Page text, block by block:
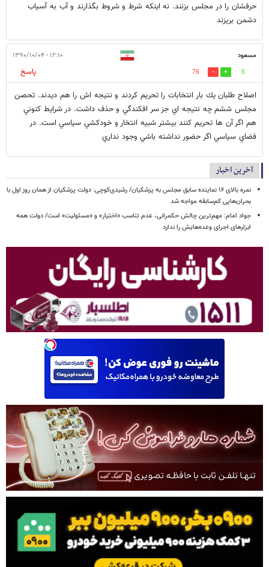
حرفشان را در مجلس بزنند. نه اينكه شرط و شروط بگذارند و آب به آسياب
دشمن بريزند
مسعود ۱۲:۱۰ - ۱۳۹۰/۱۰/۰۴
5
76
پاسخ
اصلاح طلبان يك بار انتخابات را تحريم كردند و نتيجه اش را هم ديدند. تحصن
مجلس ششم چه نتيجه اي جز سر افكندگي و حذف داشت. در شرايط كنوني
هم اگر آن ها تحريم كنند بيشتر شبيه انتخار و خودكشي سياسي است. در
فضاي سياسي اگر حضور نداشته باشي وجود نداري
آخرین اخبار
نمره بالای ۱۶ نماینده سابق مجلس به پزشکیان/ رشیدی‌کوچی: دولت پزشکیان از همان روز اول با
بحران‌هایی کم‌سابقه مواجه شد
جواد امام: مهم‌ترین چالش حکمرانی، عدم تناسب «اختیار» و «مسئولیت» است/ دولت همه
ابزارهای اجرای وعده‌هایش را ندارد